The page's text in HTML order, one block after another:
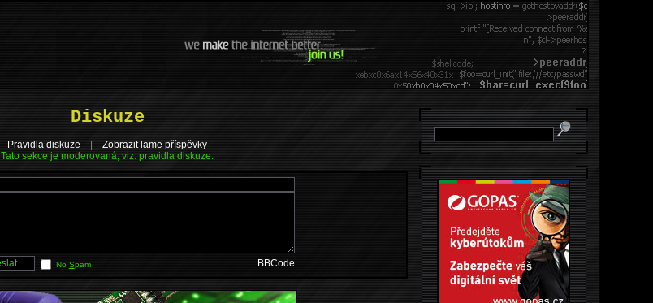
Diskuze
Pravidla diskuze
Zobrazit lame příspěvky
Tato sekce je moderovaná, viz. pravidla diskuze.
No Spam BBCode